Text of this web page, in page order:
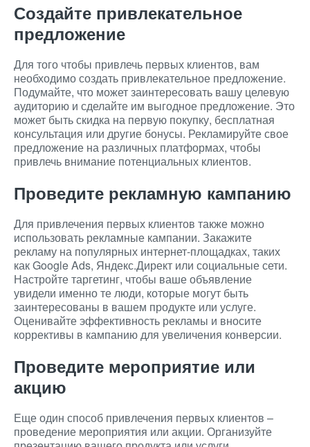
Создайте привлекательное
предложение
Для того чтобы привлечь первых клиентов, вам
необходимо создать привлекательное предложение.
Подумайте, что может заинтересовать вашу целевую
аудиторию и сделайте им выгодное предложение. Это
может быть скидка на первую покупку, бесплатная
консультация или другие бонусы. Рекламируйте свое
предложение на различных платформах, чтобы
привлечь внимание потенциальных клиентов.
Проведите рекламную кампанию
Для привлечения первых клиентов также можно
использовать рекламные кампании. Закажите
рекламу на популярных интернет-площадках, таких
как Google Ads, Яндекс.Директ или социальные сети.
Настройте таргетинг, чтобы ваше объявление
увидели именно те люди, которые могут быть
заинтересованы в вашем продукте или услуге.
Оценивайте эффективность рекламы и вносите
коррективы в кампанию для увеличения конверсии.
Проведите мероприятие или
акцию
Еще один способ привлечения первых клиентов –
проведение мероприятия или акции. Организуйте